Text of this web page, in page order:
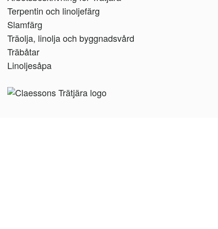
Terpentin och linoljefärg
Slamfärg
Träolja, linolja och byggnadsvård
Träbåtar
Linoljesåpa